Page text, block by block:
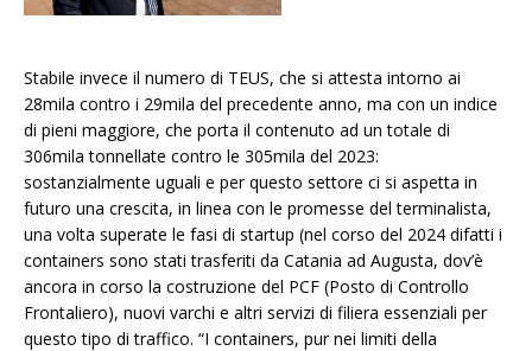
Stabile invece il numero di TEUS, che si attesta intorno ai
28mila contro i 29mila del precedente anno, ma con un indice
di pieni maggiore, che porta il contenuto ad un totale di
306mila tonnellate contro le 305mila del 2023:
sostanzialmente uguali e per questo settore ci si aspetta in
futuro una crescita, in linea con le promesse del terminalista,
una volta superate le fasi di startup (nel corso del 2024 difatti i
containers sono stati trasferiti da Catania ad Augusta, dov’è
ancora in corso la costruzione del PCF (Posto di Controllo
Frontaliero), nuovi varchi e altri servizi di filiera essenziali per
questo tipo di traffico. “I containers, pur nei limiti della